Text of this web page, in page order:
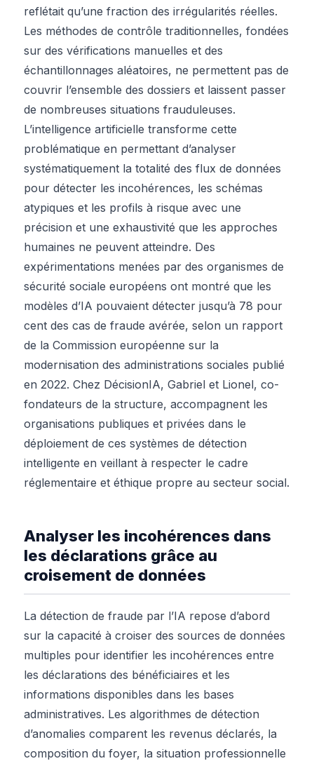
reflétait qu’une fraction des irrégularités réelles.
Les méthodes de contrôle traditionnelles, fondées
sur des vérifications manuelles et des
échantillonnages aléatoires, ne permettent pas de
couvrir l’ensemble des dossiers et laissent passer
de nombreuses situations frauduleuses.
L’intelligence artificielle transforme cette
problématique en permettant d’analyser
systématiquement la totalité des flux de données
pour détecter les incohérences, les schémas
atypiques et les profils à risque avec une
précision et une exhaustivité que les approches
humaines ne peuvent atteindre. Des
expérimentations menées par des organismes de
sécurité sociale européens ont montré que les
modèles d’IA pouvaient détecter jusqu’à 78 pour
cent des cas de fraude avérée, selon un rapport
de la Commission européenne sur la
modernisation des administrations sociales publié
en 2022. Chez DécisionIA, Gabriel et Lionel, co-
fondateurs de la structure, accompagnent les
organisations publiques et privées dans le
déploiement de ces systèmes de détection
intelligente en veillant à respecter le cadre
réglementaire et éthique propre au secteur social.
Analyser les incohérences dans
les déclarations grâce au
croisement de données
La détection de fraude par l’IA repose d’abord
sur la capacité à croiser des sources de données
multiples pour identifier les incohérences entre
les déclarations des bénéficiaires et les
informations disponibles dans les bases
administratives. Les algorithmes de détection
d’anomalies comparent les revenus déclarés, la
composition du foyer, la situation professionnelle